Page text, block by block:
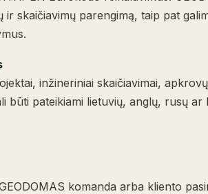
skaičiavimų parengimą, taip pat
inžineriniai skaičiavimai, apkrovų
būti pateikiami lietuvių, anglų, rusų ar
komanda arba kliento